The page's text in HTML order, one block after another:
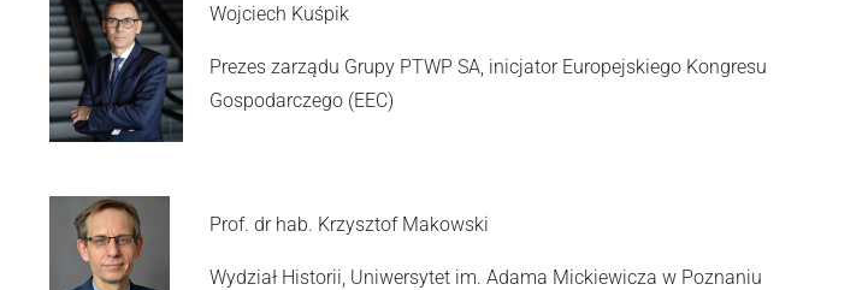
Wojciech Kuśpik
Prezes zarządu Grupy PTWP SA, inicjator Europejskiego Kongresu
Gospodarczego (EEC)
Prof. dr hab. Krzysztof Makowski
Wydział Historii, Uniwersytet im. Adama Mickiewicza w Poznaniu